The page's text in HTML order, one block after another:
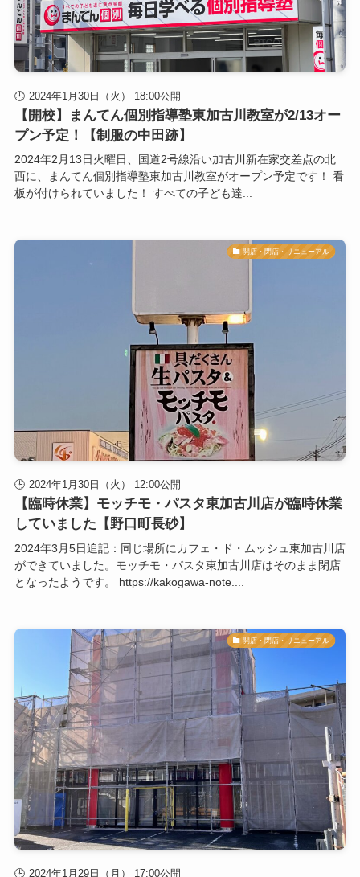
2024年1月30日（火） 18:00公開
【開校】まんてん個別指導塾東加古川教室が2/13オー
プン予定！【制服の中田跡】
2024年2月13日火曜日、国道2号線沿い加古川新在家交差点の北
西に、まんてん個別指導塾東加古川教室がオープン予定です！ 看
板が付けられていました！ すべての子ども達...
開店・閉店・リニューアル
2024年1月30日（火） 12:00公開
【臨時休業】モッチモ・パスタ東加古川店が臨時休業
していました【野口町長砂】
2024年3月5日追記：同じ場所にカフェ・ド・ムッシュ東加古川店
ができていました。モッチモ・パスタ東加古川店はそのまま閉店
となったようです。 https://kakogawa-note....
開店・閉店・リニューアル
2024年1月29日（月） 17:00公開